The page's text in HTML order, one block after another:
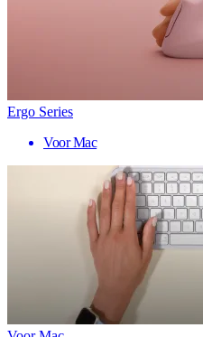
Ergo Series
Voor Mac